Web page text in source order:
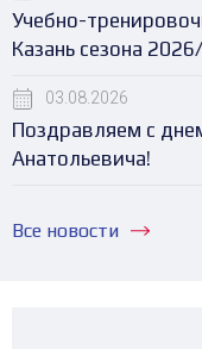
Учебно-
Казань сезона
03.08.2026
Поздравляем с
Анатольевича!
Все новости